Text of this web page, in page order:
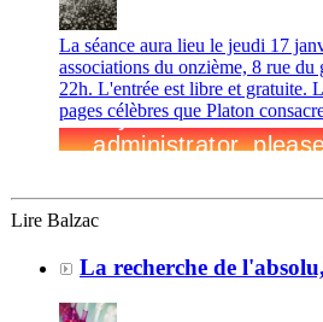
La séance aura lieu le jeudi 17
associations du onzième, 8 rue du
22h. L'entrée est libre et gratuite.
pages célèbres que Platon
Lire Balzac
La recherche de